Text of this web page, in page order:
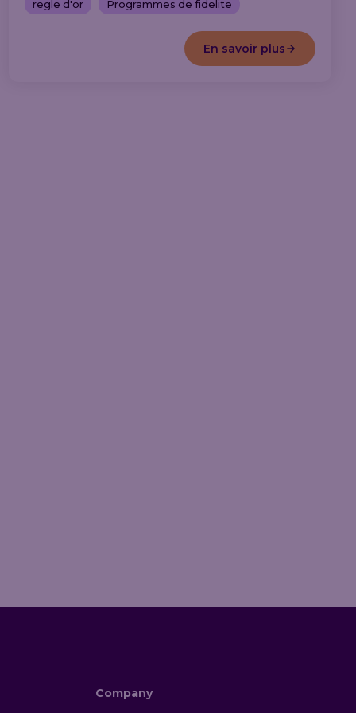
regle d'or Programmes de fidelite
En savoir plus
Company